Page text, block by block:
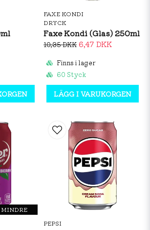
FAXE KONDI
DRYCK
Faxe Kondi (Glas) 250ml
10,35 DKK 6,47 DKK
Finns i lager
60 Styck
LÄGG I VARUKORGEN
MINDRE
PEPSI